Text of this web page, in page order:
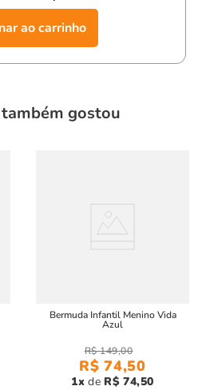
sarja aventura caqui,
e pronto para aproveitar o
ao carrinho
gostou
Bermuda Infantil Menino Vida
Azul
R$ 149,00
R$ 74,50
1 R$ 74,50